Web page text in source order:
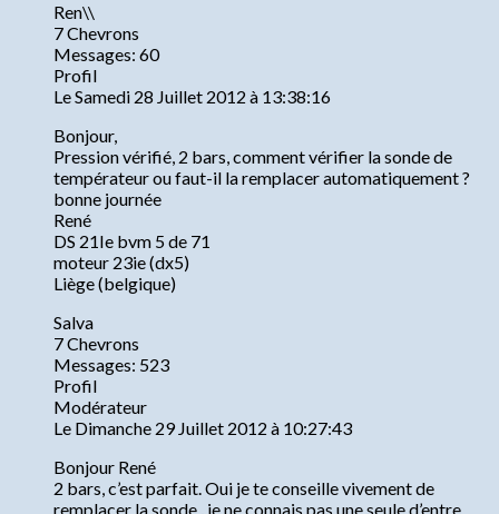
Ren\\
7 Chevrons
Messages: 60
Profil
Le Samedi 28 Juillet 2012 à 13:38:16
Bonjour,
Pression vérifié, 2 bars, comment vérifier la sonde de
températeur ou faut-il la remplacer automatiquement ?
bonne journée
René
DS 21Ie bvm 5 de 71
moteur 23ie (dx5)
Liège (belgique)
Salva
7 Chevrons
Messages: 523
Profil
Modérateur
Le Dimanche 29 Juillet 2012 à 10:27:43
Bonjour René
2 bars, c’est parfait. Oui je te conseille vivement de
remplacer la sonde , je ne connais pas une seule d’entre